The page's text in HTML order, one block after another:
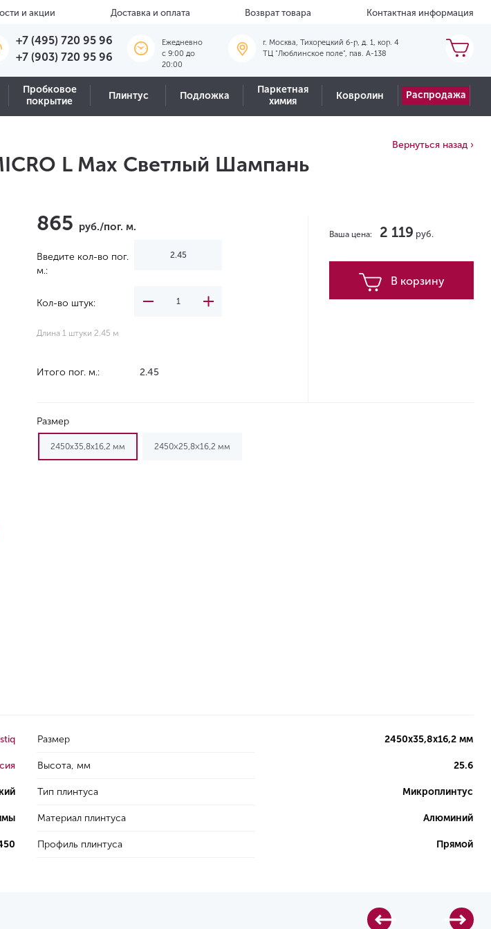
и акции Доставка и оплата Возврат товара Контактная информация
+7 (495) 720 95 96
+7 (903) 720 95 96
Ежедневно
c 9:00 до
20:00
г. Москва, Тихорецкий б-р, д. 1, кор. 4
ТЦ "Люблинское поле", пав. А-138
Пробковое
покрытие
Плинтус Подложка
Паркетная
химия
Ковролин Распродажа
L Max Светлый Шампань
Вернуться назад ›
865 руб./пог. м.
Введите кол-во пог.
м.:
Кол-во штук:
Длина 1 штуки 2.45 м
Итого пог. м.: 2.45
Ваша цена: 2 119 руб.
В корзину
Размер
2450x35,8x16,2 мм 2450×25,8×16,2 мм
Размер 2450x35,8x16,2 мм
Высота, мм 25.6
Тип плинтуса Микроплинтус
Материал плинтуса Алюминий
Профиль плинтуса Прямой